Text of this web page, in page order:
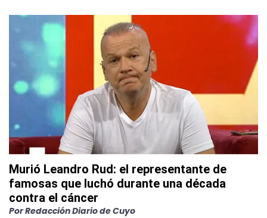
Murió Leandro Rud: el representante de
famosas que luchó durante una década
contra el cáncer
PorRedacción Diario de Cuyo